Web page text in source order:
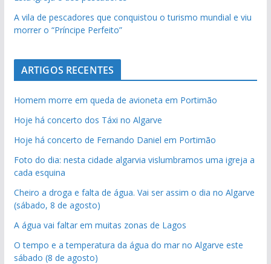
A vila de pescadores que conquistou o turismo mundial e viu
morrer o “Príncipe Perfeito”
ARTIGOS RECENTES
Homem morre em queda de avioneta em Portimão
Hoje há concerto dos Táxi no Algarve
Hoje há concerto de Fernando Daniel em Portimão
Foto do dia: nesta cidade algarvia vislumbramos uma igreja a
cada esquina
Cheiro a droga e falta de água. Vai ser assim o dia no Algarve
(sábado, 8 de agosto)
A água vai faltar em muitas zonas de Lagos
O tempo e a temperatura da água do mar no Algarve este
sábado (8 de agosto)